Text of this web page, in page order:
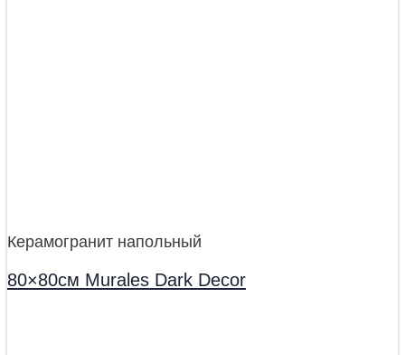
Керамогранит напольный
80×80см Murales Dark Decor